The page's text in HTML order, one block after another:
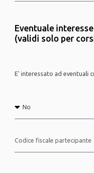
Eventuale
(validi solo per
E' interessato ad eventuali